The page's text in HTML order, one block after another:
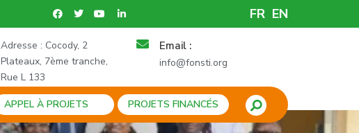
FR EN
Adresse : Cocody, 2
Plateaux, 7ème tranche,
Rue L 133
Email :
info@fonsti.org
APPEL À PROJETS PROJETS FINANCÉS